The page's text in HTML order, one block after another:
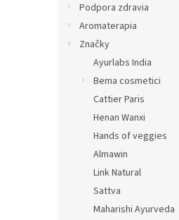
Podpora zdravia
Aromaterapia
Značky
Ayurlabs India
Bema cosmetici
Cattier Paris
Henan Wanxi
Hands of veggies
Almawin
Link Natural
Sattva
Maharishi Ayurveda